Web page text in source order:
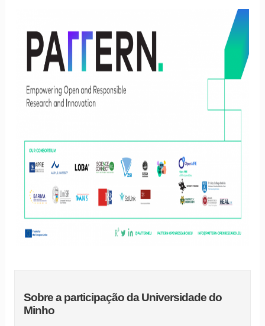
Sobre a participação da Universidade do
Minho